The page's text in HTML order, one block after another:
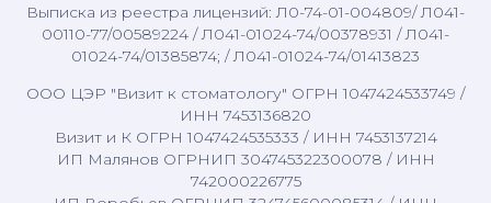
Выписка из реестра лицензий: Л0-74-01-004809/ Л041-
00110-77/00589224 / Л041-01024-74/00378931 / Л041-
01024-74/01385874; / Л041-01024-74/01413823
ООО ЦЭР "Визит к стоматологу" ОГРН 1047424533749 /
ИНН 7453136820
Визит и К ОГРН 1047424535333 / ИНН 7453137214
ИП Малянов ОГРНИП 304745322300078 / ИНН
742000226775